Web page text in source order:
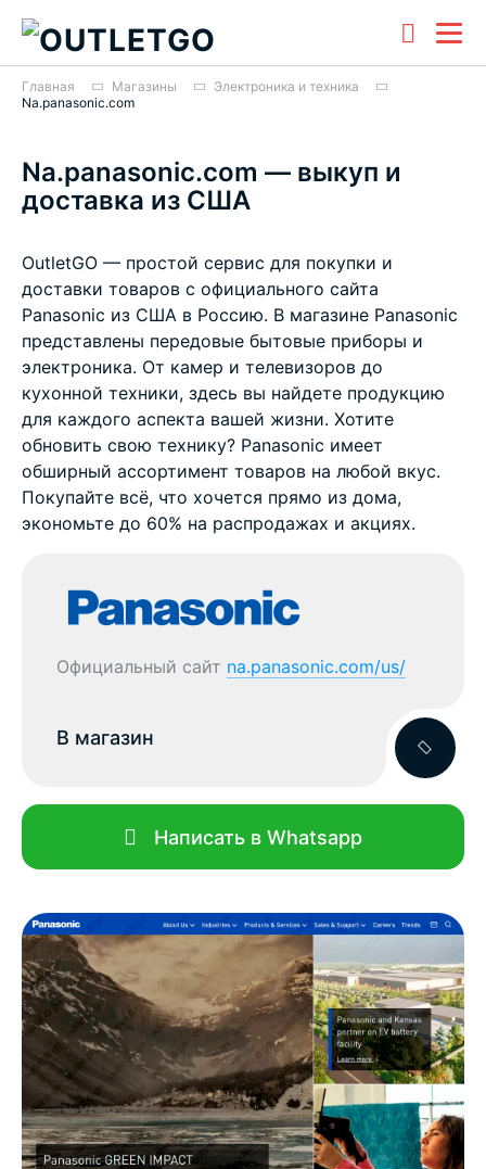
Главная Магазины
Электроника и техника
Na.panasonic.com
Na.panasonic.com — выкуп и
доставка из США
OutletGO — простой сервис для покупки и
доставки товаров с официального сайта
Panasonic из США в Россию. В магазине Panasonic
представлены передовые бытовые приборы и
электроника. От камер и телевизоров до
кухонной техники, здесь вы найдете продукцию
для каждого аспекта вашей жизни. Хотите
обновить свою технику? Panasonic имеет
обширный ассортимент товаров на любой вкус.
Покупайте всё, что хочется прямо из дома,
экономьте до 60% на распродажах и акциях.
Официальный сайт na.panasonic.com/us/
В магазин
Написать в Whatsapp